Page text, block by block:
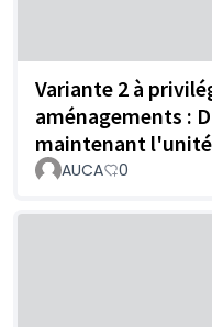
Variante 2 à
aménagements :
maintenant
AUCA 0